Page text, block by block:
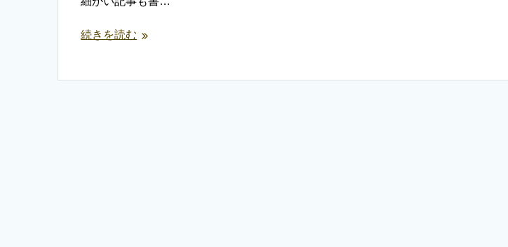
続きを読む